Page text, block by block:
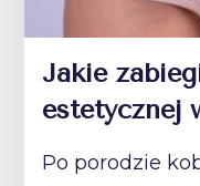
Jakie
estetycznej
Po porodzie